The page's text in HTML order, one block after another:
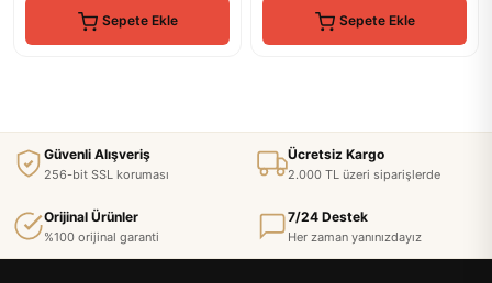
Sepete Ekle Sepete Ekle
Güvenli Alışveriş
256-bit SSL koruması
Ücretsiz Kargo
2.000 TL üzeri siparişlerde
Orijinal Ürünler
%100 orijinal garanti
7/24 Destek
Her zaman yanınızdayız